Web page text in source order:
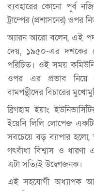
ব্যবহারের কোনো পূর্ব
ট্রাম্পের (প্রশাসনের) ওপর
অ্যারন আরো বলেন, এই
দেয়, ১৯৫০-এর দশকের
পরিচিত। ওই সময়
ওপর এর প্রভাব নিয়ে
বামপন্থীদের বিচারের
ব্রিগহাম ইয়াং
ইয়েনি লিলি লোপেজ
সবচেয়ে বড় ব্যাপার হলো,
গৎবাঁধা বিশ্বাস ও ধারণা
এটা সত্যিই উদ্বেগজনক।
এই সহযোগী অধ্যাপক